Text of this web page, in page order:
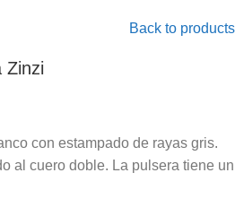
Back to products
Zinzi
con estampado de rayas gris.
al cuero doble. La pulsera tiene un